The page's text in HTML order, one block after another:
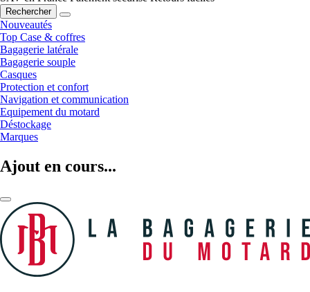
Rechercher
Nouveautés
Top Case & coffres
Bagagerie latérale
Bagagerie souple
Casques
Protection et confort
Navigation et communication
Equipement du motard
Déstockage
Marques
Ajout en cours...